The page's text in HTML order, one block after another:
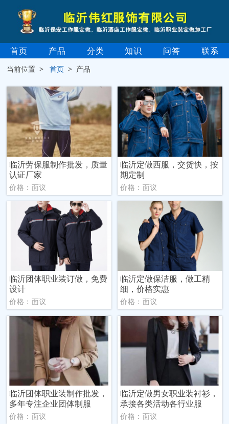
首页 产品 分类 知识 问答 联系
当前位置 >首页 > 产品
临沂劳保服制作批发，质量
认证厂家
价格：面议
临沂定做西服，交货快，按
期定制
价格：面议
临沂团体职业装订做，免费
设计
价格：面议
临沂定做保洁服，做工精
细，价格实惠
价格：面议
临沂团体职业装制作批发，
多年专注企业团体制服
价格：面议
临沂定做男女职业装衬衫，
承接各类活动各行业服
价格：面议